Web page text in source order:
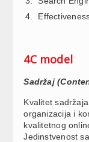
4C model
Sadržaj
Kvalitet
organizacija i
kvalitetnog
Jedinstvenost